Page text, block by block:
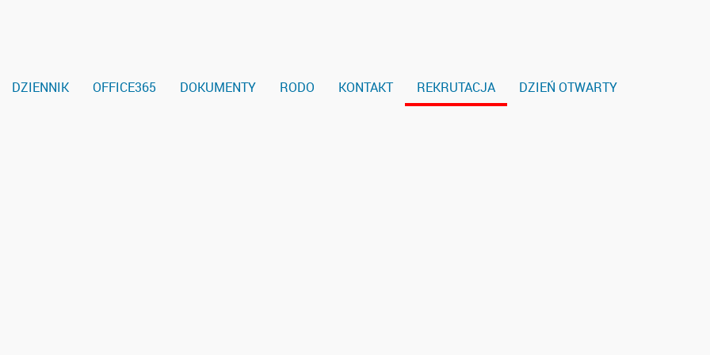
DZIENNIK OFFICE365 DOKUMENTY RODO KONTAKT REKRUTACJA DZIEŃ OTWARTY